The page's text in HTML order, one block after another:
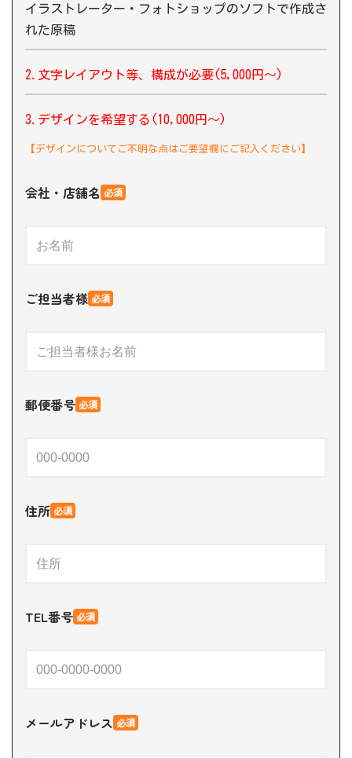
イラストレーター・フォトショップのソフトで作成さ
れた原稿
2.文字レイアウト等、構成が必要(5,000円〜)
3.デザインを希望する(10,000円〜)
【デザインについてご不明な点はご要望欄にご記入ください】
会社・店舗名 必須
ご担当者様 必須
郵便番号 必須
住所 必須
TEL番号 必須
メールアドレス 必須